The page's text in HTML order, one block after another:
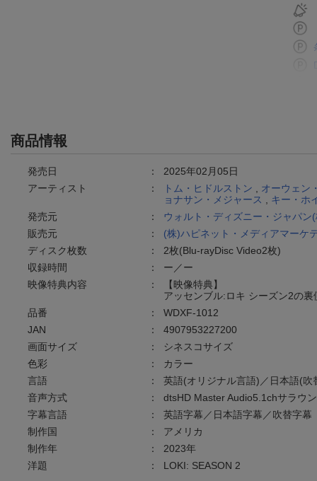
商品情報
発売日 ： 2025年02月05日
アーティスト
： トム・ヒドルストン オーウェン
ョナサン・メジャース
キー・ホ
発売元
： ウォルト・ディズニー・ジャパ
販売元
： (株)ハピネット・メディアマーケ
ディスク枚数
： 2枚(Blu-rayDisc Video2枚)
収録時間
： ー／ー
映像特典内容
：
【映像特典】
アッセンブル:ロキ シーズン2の裏
品番
： WDXF-1012
JAN
： 4907953227200
画面サイズ
：
シネスコサイズ
色彩
：
カラー
言語
： 英語(オリジナル言語)／日本語(吹
音声方式
： dtsHD Master Audio5.1chサラウ
字幕言語
： 英語字幕／日本語字幕／吹替字幕
制作国
： アメリカ
制作年
： 2023年
洋題
： LOKI: SEASON 2